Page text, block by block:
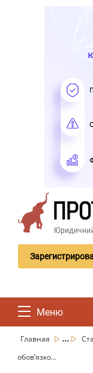
Меню
Главная ...
обов’язко...